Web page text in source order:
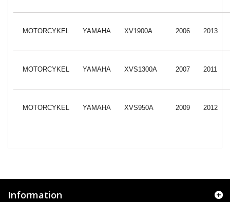
MOTORCYKEL YAMAHA XV1900A 2006 2013
MOTORCYKEL YAMAHA XVS1300A 2007 2011
MOTORCYKEL YAMAHA XVS950A 2009 2012
Information